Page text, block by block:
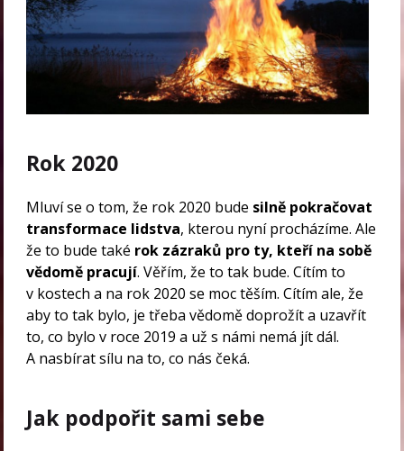
Rok 2020
Mluví se o tom, že rok 2020 bude silně pokračovat
transformace lidstva, kterou nyní procházíme. Ale
že to bude také rok zázraků pro ty, kteří na sobě
vědomě pracují. Věřím, že to tak bude. Cítím to
v kostech a na rok 2020 se moc těším. Cítím ale, že
aby to tak bylo, je třeba vědomě doprožít a uzavřít
to, co bylo v roce 2019 a už s námi nemá jít dál.
A nasbírat sílu na to, co nás čeká.
Jak podpořit sami sebe